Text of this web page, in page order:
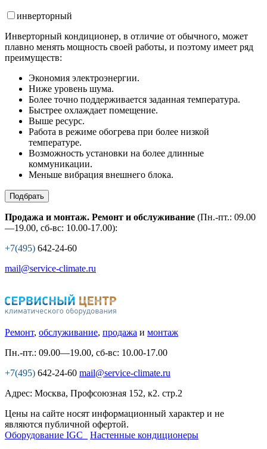
инверторный
Инверторный кондиционер, в отличие от обычного, может
плавно менять мощность своей работы, и поэтому имеет ряд
преимуществ:
Экономия электроэнергии.
Ниже уровень шума.
Более точно поддерживается заданная температура.
Быстрее охлаждает помещение.
Выше ресурс.
Работа в режиме обогрева при более низкой
температуре.
Возможность установки на более длинные
коммуникации.
Меньше вибрация внешнего блока.
Подбрать
Продажа и монтаж. Ремонт и обслуживание (Пн.-пт.: 09.00
—19.00, сб-вс: 10.00-17.00):
+7(495) 642-24-60
mail@service-climate.ru
Ремонт, обслуживание, продажа и монтаж
Пн.-пт.: 09.00—19.00, сб-вс: 10.00-17.00
+7(495) 642-24-60 mail@service-climate.ru
Адрес: Москва, Профсоюзная 152, к2. стр.2
Цены на сайте носят информационный характер и не
являются публичной офертой.
Оборудование IGC
Настенные кондиционеры